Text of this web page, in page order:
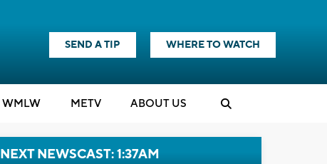
SEND A TIP WHERE TO WATCH
WMLW METV ABOUT US
NEXT NEWSCAST: 1:37AM